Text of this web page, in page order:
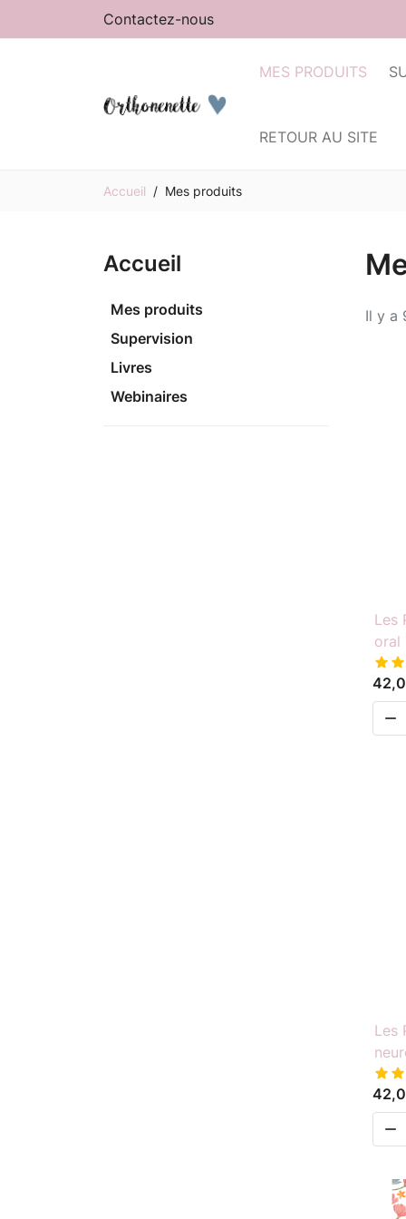
Contactez-nous
MES PRODUITS
RETOUR AU SITE
Accueil Mes produits
Accueil
Mes produits
Supervision
Livres
Webinaires
Il y a
Les
oral

Les
